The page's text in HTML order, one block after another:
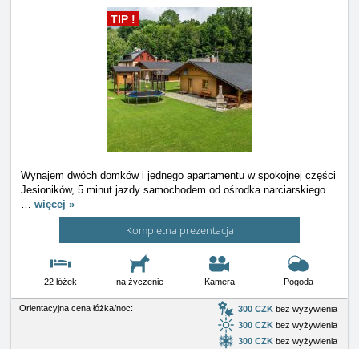
TIP !
Wynajem dwóch domków i jednego apartamentu w spokojnej części
Jesioników, 5 minut jazdy samochodem od ośrodka narciarskiego
… więcej »
Kompletna prezentacja
22 łóżek na życzenie Kamera Pogoda
Orientacyjna cena łóżka/noc: 300 CZK bez wyżywienia
300 CZK bez wyżywienia
300 CZK bez wyżywienia